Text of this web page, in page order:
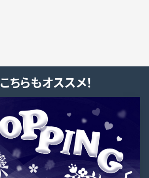
こちらもオススメ！